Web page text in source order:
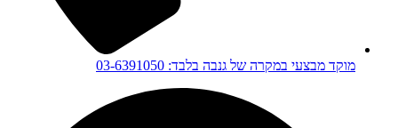
מוקד מבצעי במקרה של גנבה בלבד: 03-6391050